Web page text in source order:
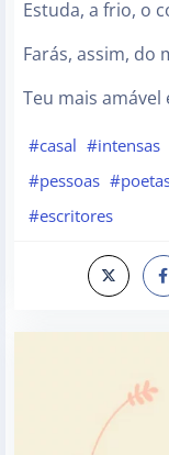
Estuda, a frio, o
Farás, assim, do
Teu mais
#casal #intensas
#pessoas
#escritores